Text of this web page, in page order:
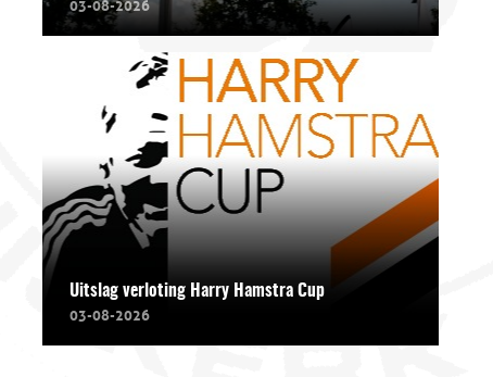
Uitslag verloting Harry Hamstra Cup
03-08-2026